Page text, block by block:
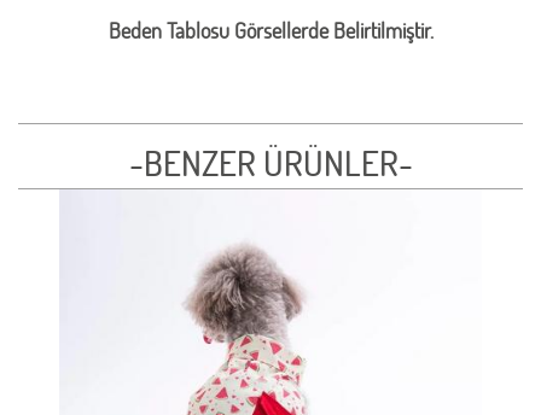
Beden Tablosu Görsellerde Belirtilmiştir.
-BENZER ÜRÜNLER-